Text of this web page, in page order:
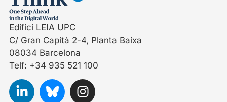
Edifici LEIA UPC
C/ Gran Capità 2-4, Planta Baixa
08034 Barcelona
Telf: +34 935 521 100